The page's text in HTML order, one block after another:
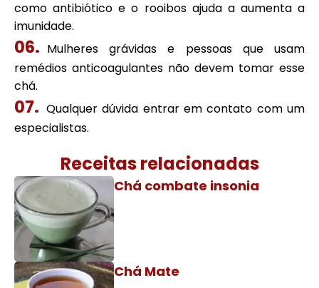
como antibiótico e o rooibos ajuda a aumenta a
imunidade.
Mulheres grávidas e pessoas que usam
remédios anticoagulantes não devem tomar esse
chá.
Qualquer dúvida entrar em contato com um
especialistas.
Receitas relacionadas
Chá combate insonia
Chá Mate